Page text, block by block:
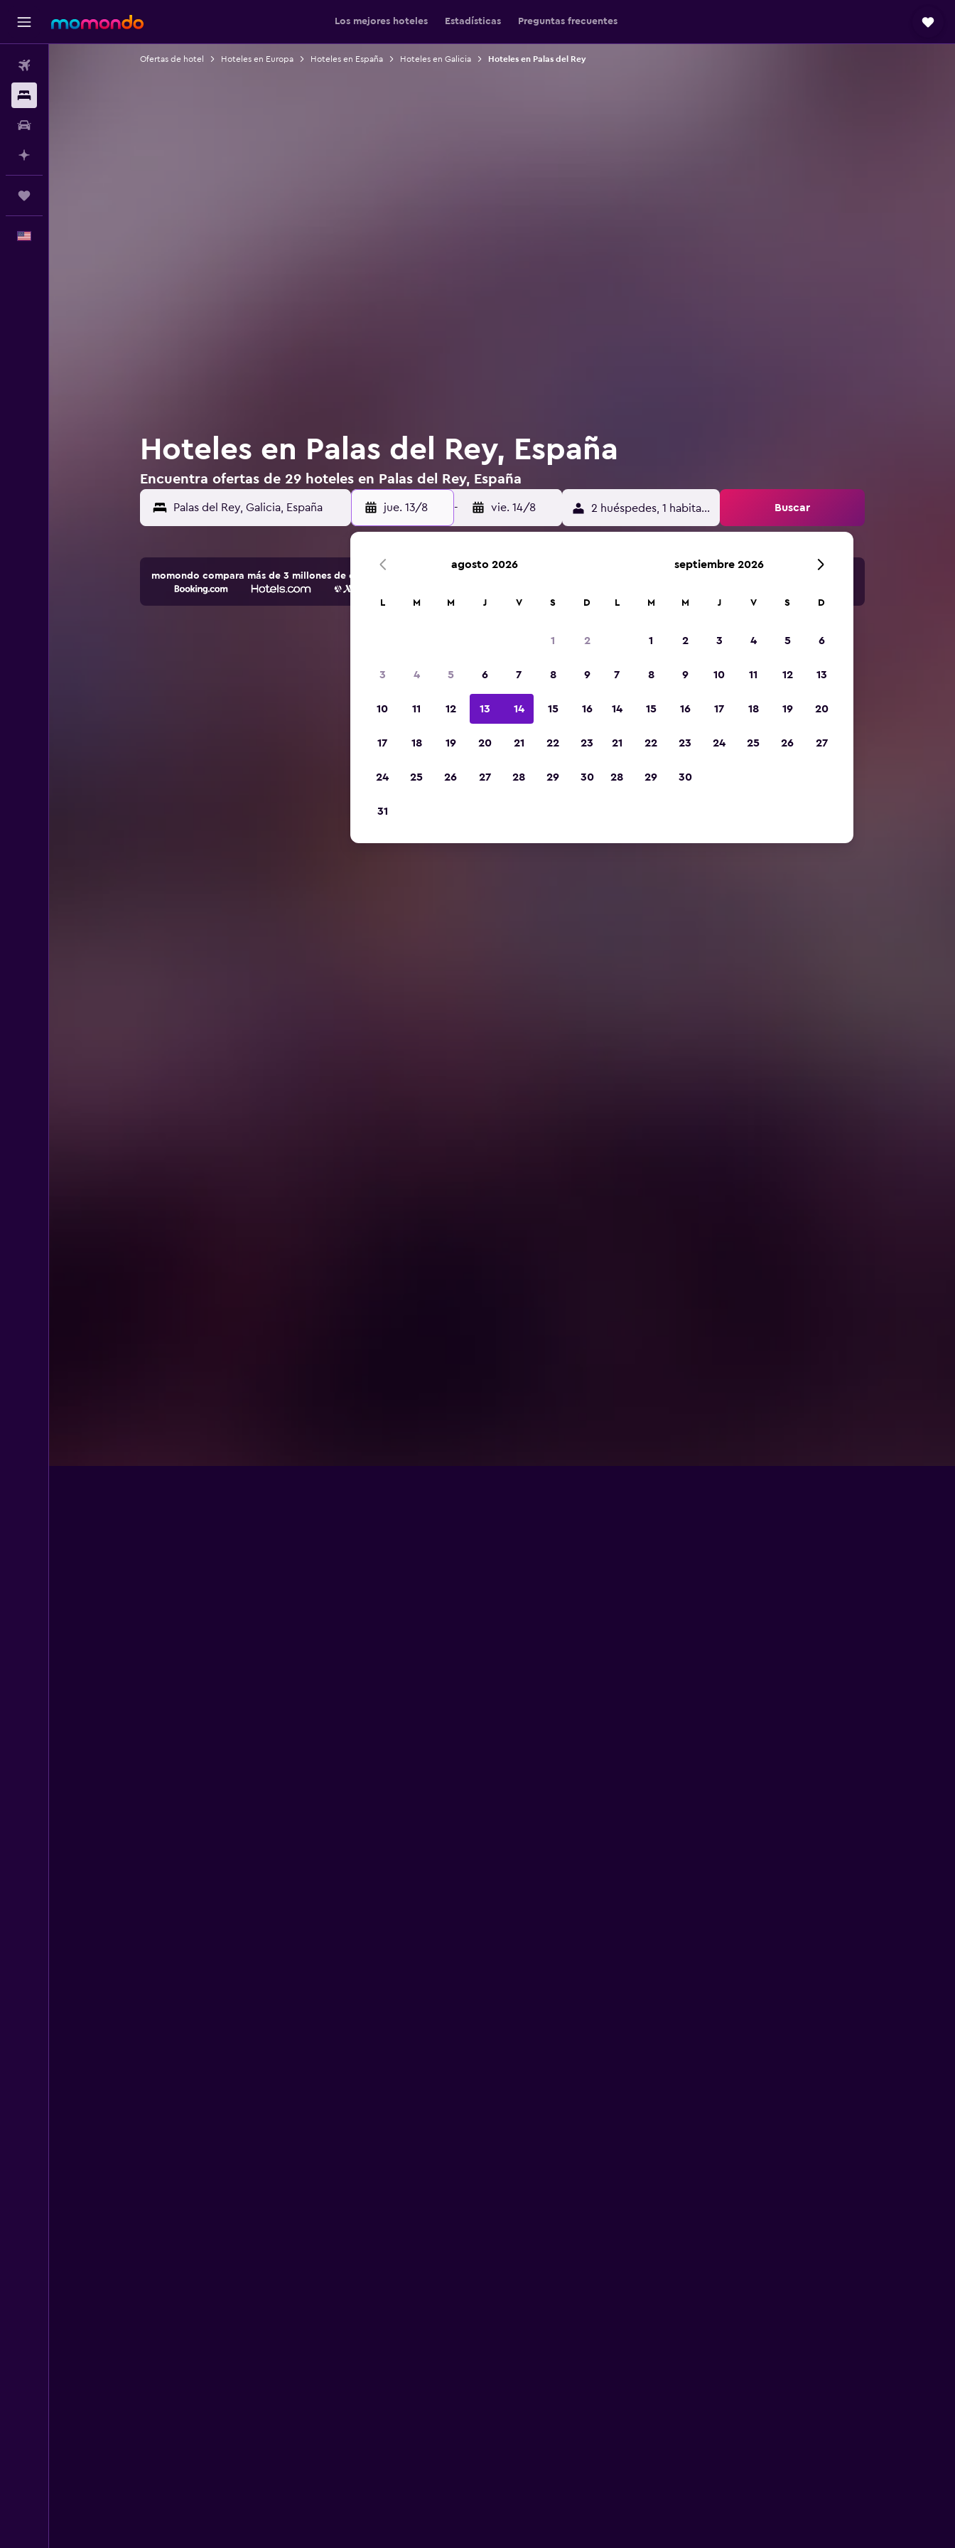
Los mejores hoteles Estadísticas Preguntas frecuentes
Ofertas de hotel Hoteles en Europa Hoteles en España Hoteles en Galicia Hoteles en Palas del Rey
Hoteles en Palas del Rey, España
Encuentra ofertas de 29 hoteles en Palas del Rey, España
jue. 13/8 - vie. 14/8 2 huéspedes, 1 habitación Buscar
momondo compara más de 3 millones de opciones de hoteles y alojamientos.
agosto 2026
L M M J V S D
1 2
3 4 5 6 7 8 9
10 11 12 13 14 15 16
17 18 19 20 21 22 23
24 25 26 27 28 29 30
31
septiembre 2026
L M M J V S D
1 2 3 4 5 6
7 8 9 10 11 12 13
14 15 16 17 18 19 20
21 22 23 24 25 26 27
28 29 30